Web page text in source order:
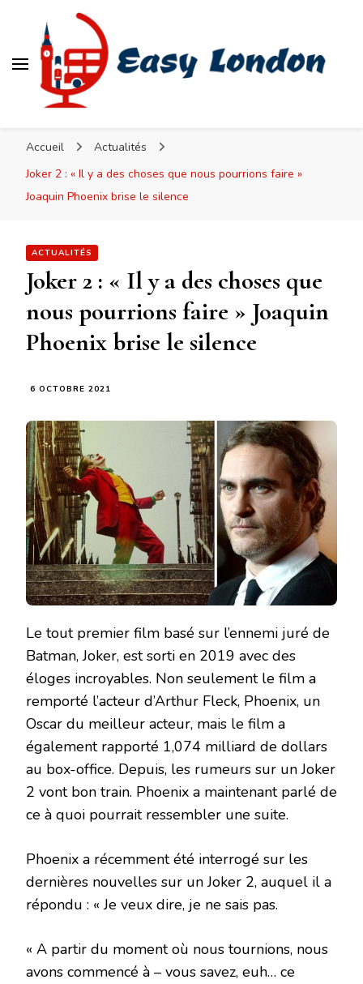
Accueil
Actualités
Joker 2 : « Il y a des choses que nous pourrions faire »
Joaquin Phoenix brise le silence
ACTUALITÉS
Joker 2 : « Il y a des choses que
nous pourrions faire » Joaquin
Phoenix brise le silence
6 OCTOBRE 2021
Le tout premier film basé sur l’ennemi juré de
Batman, Joker, est sorti en 2019 avec des
éloges incroyables. Non seulement le film a
remporté l’acteur d’Arthur Fleck, Phoenix, un
Oscar du meilleur acteur, mais le film a
également rapporté 1,074 milliard de dollars
au box-office. Depuis, les rumeurs sur un Joker
2 vont bon train. Phoenix a maintenant parlé de
ce à quoi pourrait ressembler une suite.
Phoenix a récemment été interrogé sur les
dernières nouvelles sur un Joker 2, auquel il a
répondu : « Je veux dire, je ne sais pas.
« A partir du moment où nous tournions, nous
avons commencé à – vous savez, euh… ce